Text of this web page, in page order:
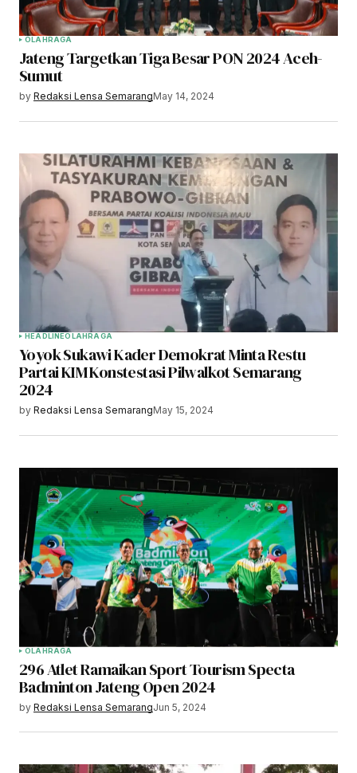
OLAHRAGA
Jateng Targetkan Tiga Besar PON 2024 Aceh-
Sumut
by Redaksi Lensa SemarangMay 14, 2024
HEADLINEOLAHRAGA
Yoyok Sukawi Kader Demokrat Minta Restu
Partai KIM Konstestasi Pilwalkot Semarang
2024
by Redaksi Lensa SemarangMay 15, 2024
OLAHRAGA
296 Atlet Ramaikan Sport Tourism Specta
Badminton Jateng Open 2024
by Redaksi Lensa SemarangJun 5, 2024